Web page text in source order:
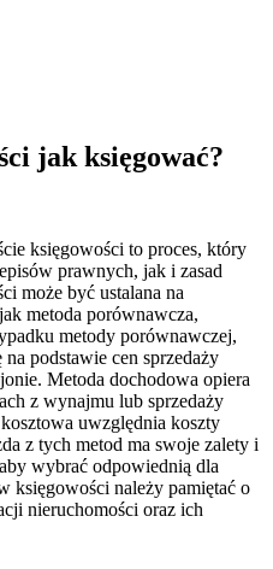
jak księgować?
księgowości to proces, który
prawnych, jak i zasad
może być ustalana na
metoda porównawcza,
metody porównawczej,
podstawie cen sprzedaży
Metoda dochodowa opiera
z wynajmu lub sprzedaży
uwzględnia koszty
z tych metod ma swoje zalety i
wybrać odpowiednią dla
księgowości należy pamiętać o
nieruchomości oraz ich